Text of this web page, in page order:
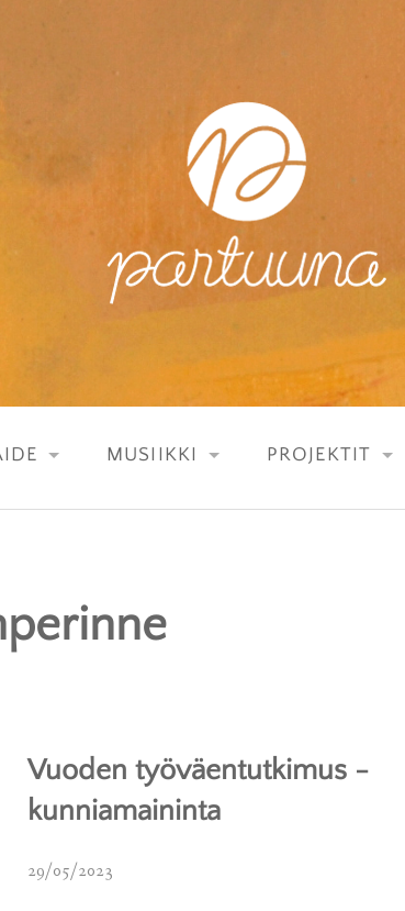
MUSIIKKI
ELÄVÄÄ MUSIIKKIA
MUSIIKKIJULKAISUT
PROJEKTIT
LAVATANSSIT
Vuoden työväentutkimus -
kunniamaininta
29/05/2023